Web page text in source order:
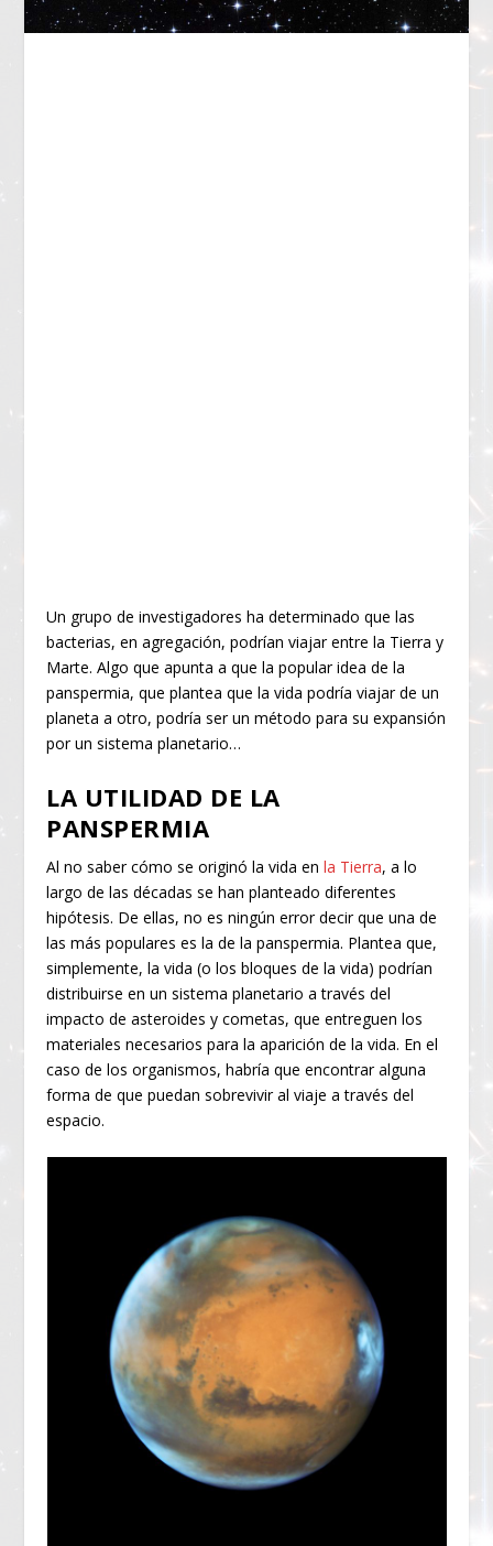
Un grupo de investigadores ha determinado que las
bacterias, en agregación, podrían viajar entre la Tierra y
Marte. Algo que apunta a que la popular idea de la
panspermia, que plantea que la vida podría viajar de un
planeta a otro, podría ser un método para su expansión
por un sistema planetario…
LA UTILIDAD DE LA
PANSPERMIA
Al no saber cómo se originó la vida enla Tierra, a lo
largo de las décadas se han planteado diferentes
hipótesis. De ellas, no es ningún error decir que una de
las más populares es la de la panspermia. Plantea que,
simplemente, la vida (o los bloques de la vida) podrían
distribuirse en un sistema planetario a través del
impacto de asteroides y cometas, que entreguen los
materiales necesarios para la aparición de la vida. En el
caso de los organismos, habría que encontrar alguna
forma de que puedan sobrevivir al viaje a través del
espacio.